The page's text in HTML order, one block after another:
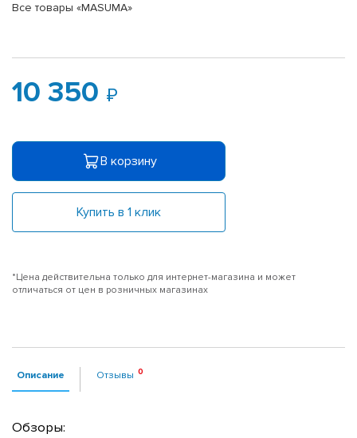
Все товары «MASUMA»
10 350
В корзину
Купить в 1 клик
*Цена действительна только для интернет-магазина и может
отличаться от цен в розничных магазинах
Описание Отзывы
Обзоры: